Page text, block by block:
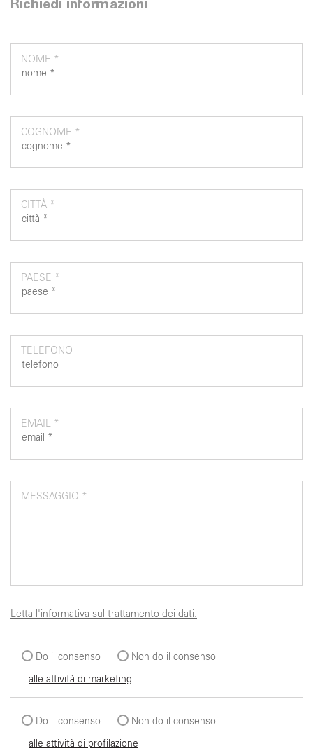
Richiedi informazioni
NOME *
COGNOME *
CITTÀ *
PAESE *
TELEFONO
EMAIL *
MESSAGGIO *
Letta l'informativa sul trattamento dei dati:
Do il consenso
Non do il consenso
alle attività di marketing
Do il consenso
Non do il consenso
alle attività di profilazione